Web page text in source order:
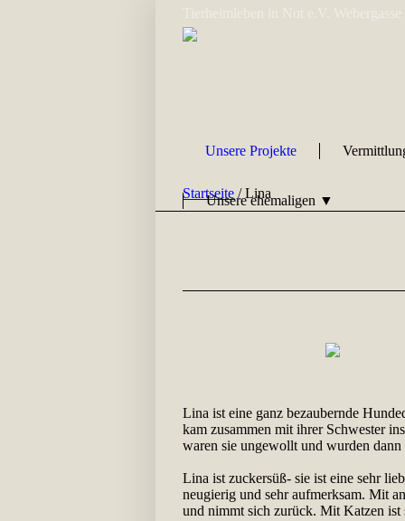
Unsere Projekte
Unsere ehemaligen ▼
Startseite /Lina
Lina ist eine ganz bezaubernde
kam zusammen mit ihrer Schwester
waren sie ungewollt und wurden dann
Lina ist zuckersüß- sie ist eine sehr
neugierig und sehr aufmerksam. Mit
und nimmt sich zurück. Mit Katzen